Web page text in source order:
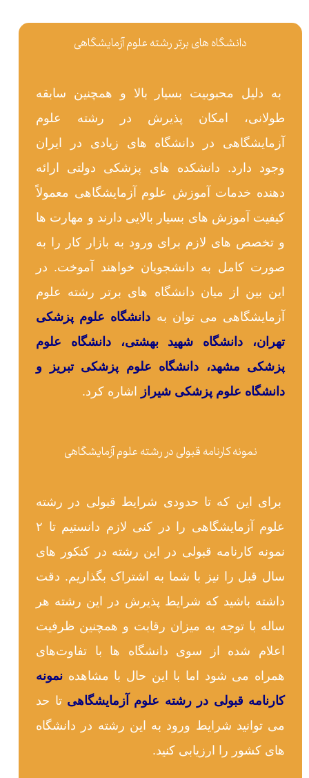
دانشگاه های برتر رشته علوم آزمایشگاهی
به دلیل محبوبیت بسیار بالا و همچنین سابقه
طولانی، امکان پذیرش در رشته علوم
آزمایشگاهی در دانشگاه های زیادی در ایران
وجود دارد. دانشکده های پزشکی دولتی ارائه
دهنده خدمات آموزش علوم آزمایشگاهی معمولاً
کیفیت آموزش های بسیار بالایی دارند و مهارت ها
و تخصص های لازم برای ورود به بازار کار را به
صورت کامل به دانشجویان خواهند آموخت. در
این بین از میان دانشگاه های برتر رشته علوم
آزمایشگاهی می توان به دانشگاه علوم پزشکی
تهران، دانشگاه شهید بهشتی، دانشگاه علوم
پزشکی مشهد، دانشگاه علوم پزشکی تبریز و
دانشگاه علوم پزشکی شیراز
اشاره کرد.
نمونه کارنامه قبولی در رشته علوم آزمایشگاهی
برای این که تا حدودی شرایط قبولی در رشته
علوم آزمایشگاهی را در کنی لازم دانستیم تا ۲
نمونه کارنامه قبولی در این رشته در کنکور های
سال قبل را نیز با شما به اشتراک بگذاریم. دقت
داشته باشید که شرایط پذیرش در این رشته هر
ساله با توجه به میزان رقابت و همچنین ظرفیت
اعلام شده از سوی دانشگاه ها با تفاوت‌های
همراه می شود اما با این حال با مشاهده نمونه
کارنامه قبولی در رشته علوم آزمایشگاهی تا حد
می توانید شرایط ورود به این رشته در دانشگاه
های کشور را ارزیابی کنید.